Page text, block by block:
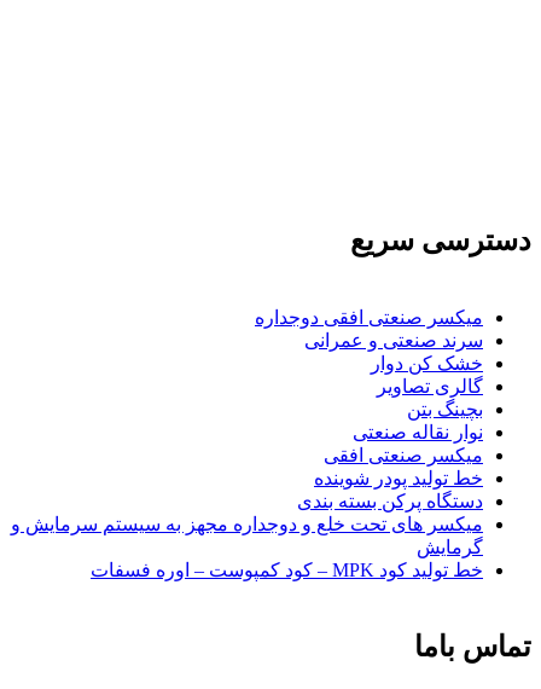
دسترسی سریع
میکسر صنعتی افقی دوجداره
سرند صنعتی و عمرانی
خشک کن دوار
گالری تصاویر
بچينگ بتن
نوار نقاله صنعتی
ميكسر صنعتی افقی
خط تولید پودر شوينده
دستگاه پرکن بسته بندی
میکسر های تحت خلع و دوجداره مجهز به سیستم سرمایش و
گرمایش
خط تولید کود MPK – کود کمپوست – اوره فسفات
تماس باما